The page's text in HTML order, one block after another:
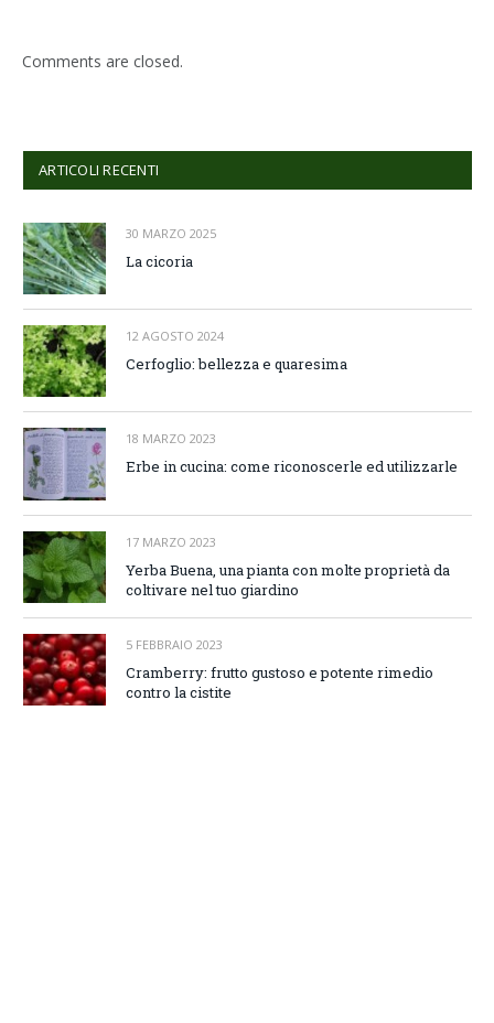
Comments are closed.
ARTICOLI RECENTI
30 MARZO 2025
La cicoria
12 AGOSTO 2024
Cerfoglio: bellezza e quaresima
18 MARZO 2023
Erbe in cucina: come riconoscerle ed utilizzarle
17 MARZO 2023
Yerba Buena, una pianta con molte proprietà da
coltivare nel tuo giardino
5 FEBBRAIO 2023
Cramberry: frutto gustoso e potente rimedio
contro la cistite